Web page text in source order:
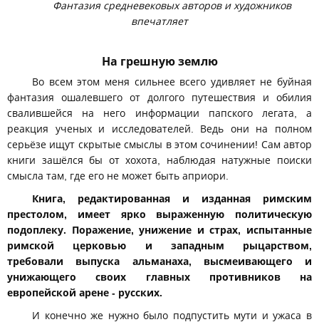
Фантазия средневековых авторов и художников
впечатляет
На грешную землю
Во всем этом меня сильнее всего удивляет не буйная
фантазия ошалевшего от долгого путешествия и обилия
свалившейся на него информации папского легата, а
реакция ученых и исследователей. Ведь они на полном
серьёзе ищут скрытые смыслы в этом сочинении! Сам автор
книги зашёлся бы от хохота, наблюдая натужные поиски
смысла там, где его не может быть априори.
Книга, редактированная и изданная римским
престолом, имеет ярко выраженную политическую
подоплеку. Поражение, унижение и страх, испытанные
римской церковью и западным рыцарством,
требовали выпуска альманаха, высмеивающего и
унижающего своих главных противников на
европейской арене - русских.
И конечно же нужно было подпустить мути и ужаса в